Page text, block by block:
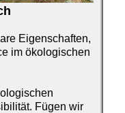
Eigenschaften,
im ökologischen
Fügen wir